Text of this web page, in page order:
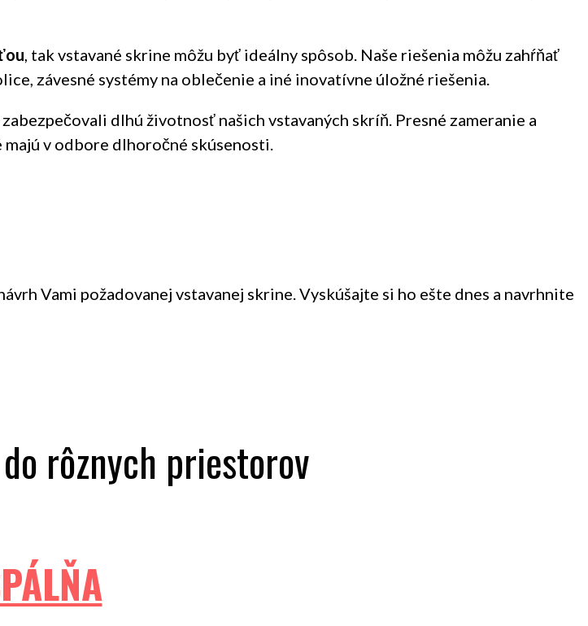
, tak vstavané skrine môžu byť ideálny spôsob. Naše riešenia môžu zahŕňať
závesné systémy na oblečenie a iné inovatívne úložné riešenia.
zabezpečovali dlhú životnosť našich vstavaných skríň. Presné zameranie a
v odbore dlhoročné skúsenosti.
Vami požadovanej vstavanej skrine. Vyskúšajte si ho ešte dnes a navrhnite
rôznych priestorov